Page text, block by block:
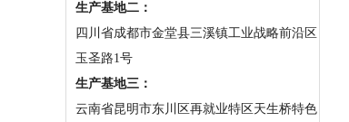
生产基地二：
四川省成都市金堂县三溪镇工业战略前沿区
玉圣路1号
生产基地三：
云南省昆明市东川区再就业特区天生桥特色